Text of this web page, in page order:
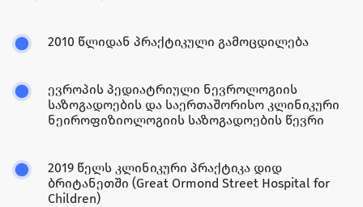
2010 წლიდან პრაქტიკული გამოცდილება
ევროპის პედიატრიული ნევროლოგიის
საზოგადოების და საერთაშორისო კლინიკური
ნეიროფიზიოლოგიის საზოგადოების წევრი
2019 წელს კლინიკური პრაქტიკა დიდ
ბრიტანეთში (Great Ormond Street Hospital for
Children)